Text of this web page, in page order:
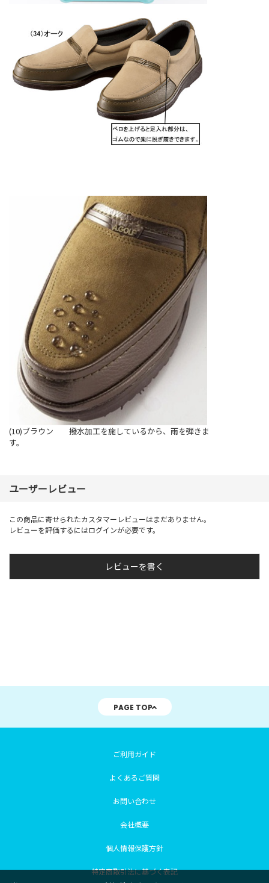
(10)ブラウン 撥水加工を施しているから、雨を弾きま
す。
ユーザーレビュー
この商品に寄せられたカスタマーレビューはまだありません。
レビューを評価するにはログインが必要です。
レビューを書く
PAGE TOP
ご利用ガイド
よくあるご質問
お問い合わせ
会社概要
個人情報保護方針
特定商取引法に基づく表記